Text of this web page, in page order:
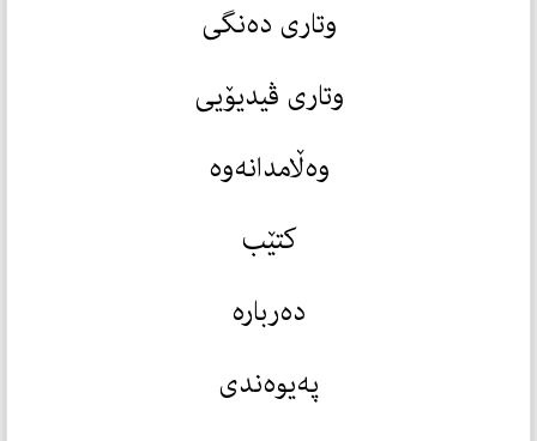
وتاری دەنگی
وتاری ڤیدیۆیی
وەڵامدانەوە
کتێب
دەربارە
پەیوەندی